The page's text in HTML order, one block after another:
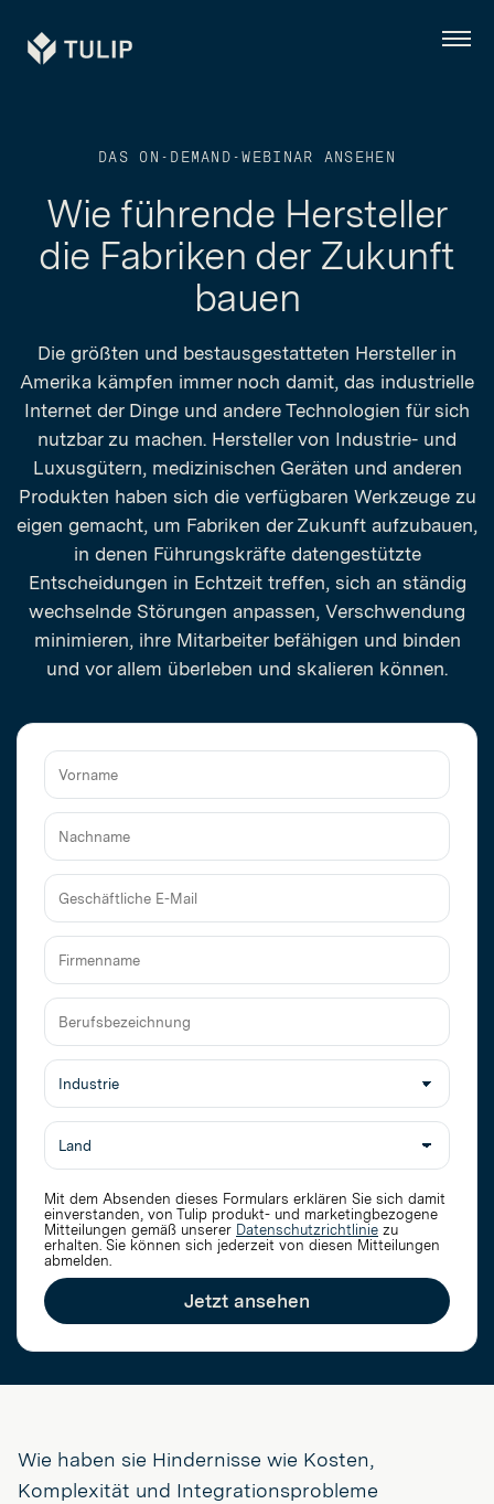
Tulip Menü
Vorname
Nachname
Geschäftliche
E-
Mail
Firmenname
Berufsbezeichnung
Mit dem Absenden dieses Formulars erklären Sie sich damit
einverstanden, von Tulip produkt- und marketingbezogene
Mitteilungen gemäß unserer Datenschutzrichtlinie zu
erhalten. Sie können sich jederzeit von diesen Mitteilungen
abmelden.
Jetzt ansehen
DAS ON-DEMAND-WEBINAR ANSEHEN
Wie führende Hersteller
die Fabriken der Zukunft
bauen
Die größten und bestausgestatteten Hersteller in
Amerika kämpfen immer noch damit, das industrielle
Internet der Dinge und andere Technologien für sich
nutzbar zu machen. Hersteller von Industrie- und
Luxusgütern, medizinischen Geräten und anderen
Produkten haben sich die verfügbaren Werkzeuge zu
eigen gemacht, um Fabriken der Zukunft aufzubauen,
in denen Führungskräfte datengestützte
Entscheidungen in Echtzeit treffen, sich an ständig
wechselnde Störungen anpassen, Verschwendung
minimieren, ihre Mitarbeiter befähigen und binden
und vor allem überleben und skalieren können.
Wie haben sie Hindernisse wie Kosten,
Komplexität und Integrationsprobleme